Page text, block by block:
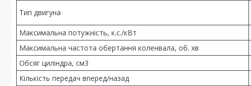
Тип двигуна
Максимальна потужність, к.с./кВт
Максимальна частота обертання коленвала, об. хв
Обсяг циліндра, см3
Кількість передач вперед/назад